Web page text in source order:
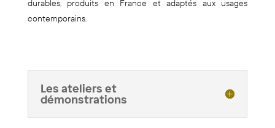
durables, produits en France et adaptés aux usages
contemporains.
Les ateliers et
démonstrations